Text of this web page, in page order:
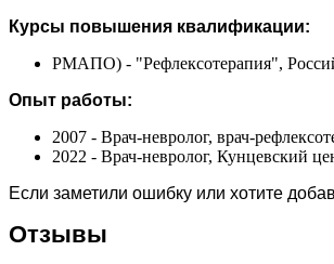
Курсы повышения квалификации:
РМАПО) - "Рефлексотерапия",
Опыт работы:
2007 - Врач-невролог, врач-
2022 - Врач-невролог, Кунцевский
Если заметили ошибку или хотите
Отзывы